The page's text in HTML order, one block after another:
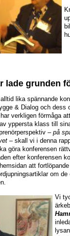
lade grunden
lika spännande
& Dialog och dess
verkligen förmåga
yppersta klass till
– på
– skall vi i denna
göra konferensen
efter konferensen
att
om de
Vi